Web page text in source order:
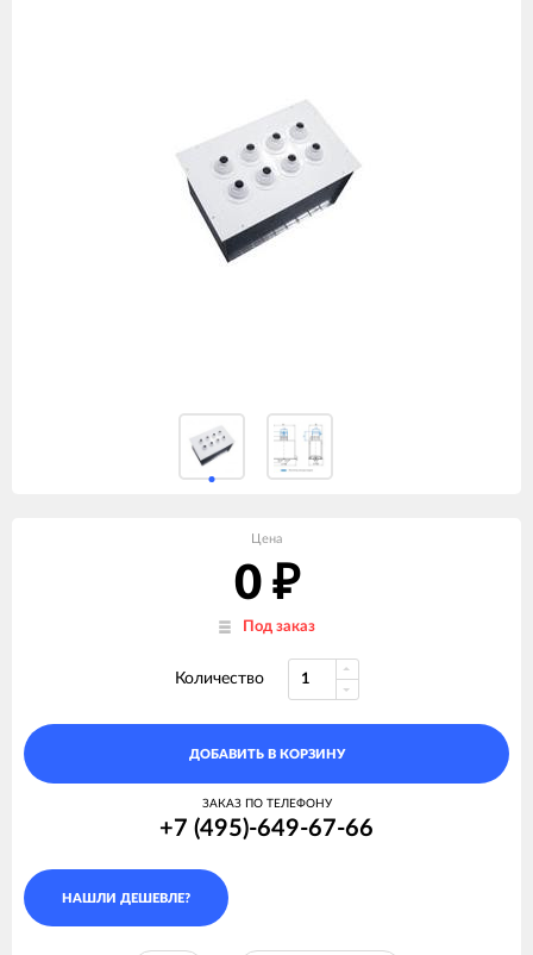
Цена
0 ₽
Под заказ
Количество
ДОБАВИТЬ В КОРЗИНУ
ЗАКАЗ ПО ТЕЛЕФОНУ
+7 (495)-649-67-66